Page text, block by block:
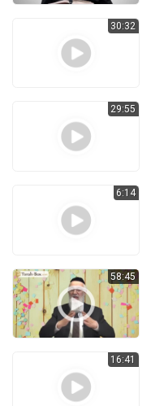
30:32
29:55
6:14
58:45
16:41